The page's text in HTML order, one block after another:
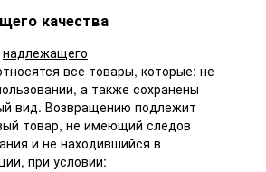
качества
надлежащего
все товары, которые: не
а также сохранены
вид. Возвращению подлежит
товар, не имеющий следов
и не находившийся в
при условии: